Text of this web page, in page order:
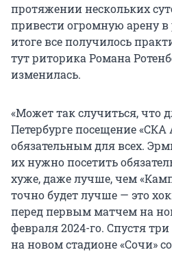
протяжении нескольких
привести огромную арену в
итоге все получилось
тут риторика Романа
изменилась.
«Может так случиться, что
Петербурге посещение
обязательным для всех.
их нужно посетить
хуже, даже лучше, чем
точно будет лучше — это
перед первым матчем на
февраля 2024-го. Спустя
на новом стадионе «Сочи»